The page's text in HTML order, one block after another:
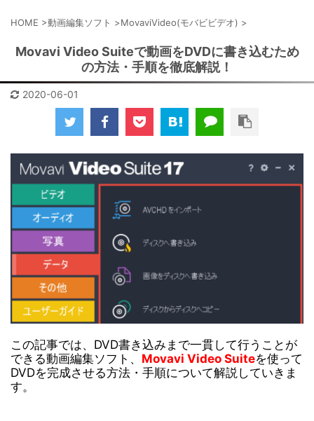
HOME >動画編集ソフト >MovaviVideo(モバビビデオ) >
Movavi Video Suiteで動画をDVDに書き込むため
の方法・手順を徹底解説！
2020-06-01
この記事では、DVD書き込みまで一貫して行うことが
できる動画編集ソフト、 Movavi Video Suiteを使って
DVDを完成させる方法・手順について解説していきま
す。